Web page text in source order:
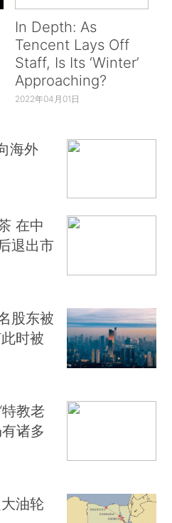
In Depth: As
Tencent Lays Off
Staff, Is Its ‘Winter’
Approaching?
2022年04月01日
海外
在中
退出市
股东被
时被
教老
诸多
油轮